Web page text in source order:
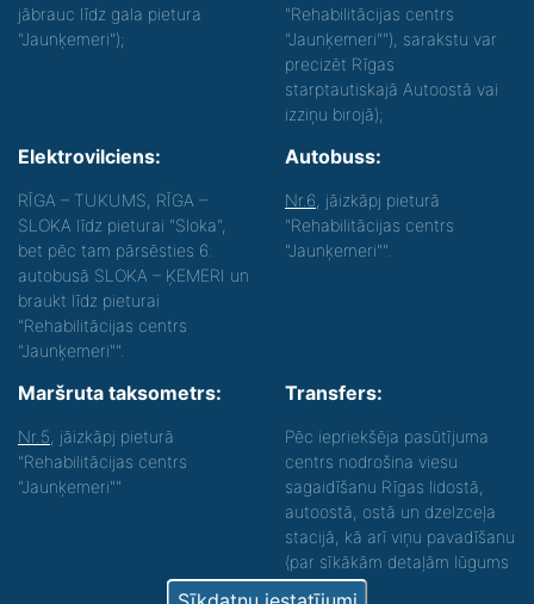
jābrauc līdz gala pietura
"Jaunķemeri");
"Rehabilitācijas centrs
"Jaunķemeri""), sarakstu var
precizēt Rīgas
starptautiskajā Autoostā vai
izziņu birojā);
Elektrovilciens:
RĪGA – TUKUMS, RĪGA –
SLOKA līdz pieturai "Sloka",
bet pēc tam pārsēsties 6.
autobusā SLOKA – ĶEMERI un
braukt līdz pieturai
"Rehabilitācijas centrs
"Jaunķemeri"".
Autobuss:
Nr.6 , jāizkāpj pieturā
"Rehabilitācijas centrs
"Jaunķemeri"".
Maršruta taksometrs:
Nr.5 , jāizkāpj pieturā
"Rehabilitācijas centrs
"Jaunķemeri""
Transfers:
Pēc iepriekšēja pasūtījuma
centrs nodrošina viesu
sagaidīšanu Rīgas lidostā,
autoostā, ostā un dzelzceļa
stacijā, kā arī viņu pavadīšanu
(par sīkākām detaļām lūgums
zvanīt).